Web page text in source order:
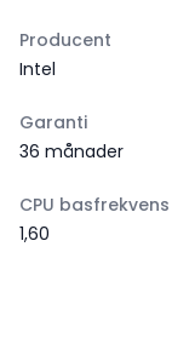
Producent
Intel
Garanti
36 månader
CPU basfrekvens
1,60